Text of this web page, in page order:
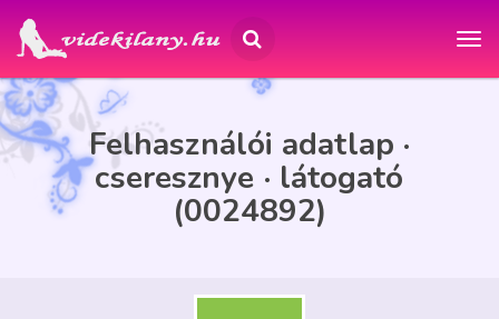
Felhasználói adatlap ·
cseresznye · látogató
(0024892)